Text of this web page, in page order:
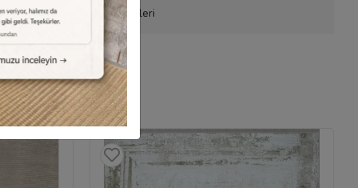
Sipariş Ürün Önerileri